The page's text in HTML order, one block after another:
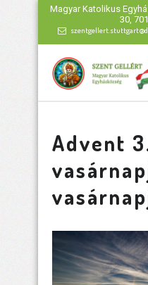
Magyar Katolikus
30,
Advent